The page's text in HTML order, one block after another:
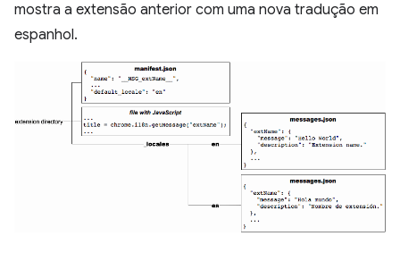
mostra a extensão anterior com uma nova tradução em
espanhol.